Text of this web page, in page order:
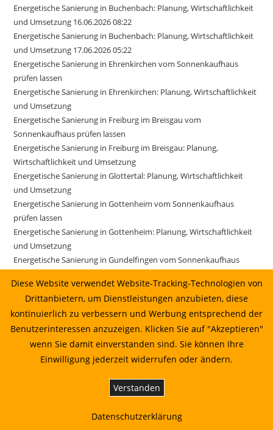
Energetische Sanierung in Buchenbach: Planung, Wirtschaftlichkeit
und Umsetzung 16.06.2026 08:22
Energetische Sanierung in Buchenbach: Planung, Wirtschaftlichkeit
und Umsetzung 17.06.2026 05:22
Energetische Sanierung in Ehrenkirchen vom Sonnenkaufhaus
prüfen lassen
Energetische Sanierung in Ehrenkirchen: Planung, Wirtschaftlichkeit
und Umsetzung
Energetische Sanierung in Freiburg im Breisgau vom
Sonnenkaufhaus prüfen lassen
Energetische Sanierung in Freiburg im Breisgau: Planung,
Wirtschaftlichkeit und Umsetzung
Energetische Sanierung in Glottertal: Planung, Wirtschaftlichkeit
und Umsetzung
Energetische Sanierung in Gottenheim vom Sonnenkaufhaus
prüfen lassen
Energetische Sanierung in Gottenheim: Planung, Wirtschaftlichkeit
und Umsetzung
Energetische Sanierung in Gundelfingen vom Sonnenkaufhaus
Energetische Sanierung in Gundelfingen: Planung, Wirtschaftlichkeit
und Umsetzung
Energetische Sanierung in Gutach im Breisgau vom
Sonnenkaufhaus prüfen lassen
Energetische Sanierung in Gutach im Breisgau: Planung,
Wirtschaftlichkeit und Umsetzung
Energetische Sanierung in Ihringen: Planung, Wirtschaftlichkeit und
Diese Website verwendet Website-Tracking-Technologien von
Drittanbietern, um Dienstleistungen anzubieten, diese
kontinuierlich zu verbessern und Werbung entsprechend der
Benutzerinteressen anzuzeigen. Klicken Sie auf "Akzeptieren"
wenn Sie damit einverstanden sind. Sie können Ihre
Einwilligung jederzeit widerrufen oder ändern.
Verstanden
Datenschutzerklärung